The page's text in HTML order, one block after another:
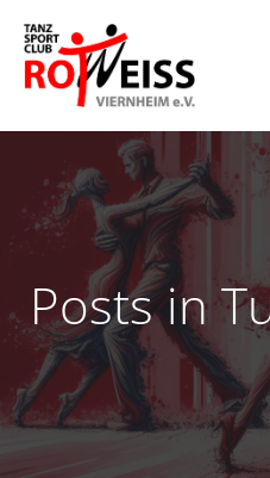
Posts in